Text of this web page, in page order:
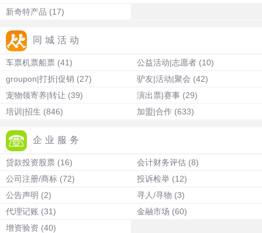
新奇特产品 (17)
同城活动
车票机票船票 (41) 公益活动|志愿者 (10)
groupon|打折|促销 (27) 驴友|活动|聚会 (42)
宠物领寄养|转让 (39) 演出票|赛事 (29)
培训|招生 (846) 加盟|合作 (633)
企业服务
贷款投资股票 (16) 会计财务评估 (8)
公司注册/商标 (72) 投诉检举 (12)
公告声明 (2) 寻人/寻物 (3)
代理记账 (31) 金融市场 (60)
增资验资 (40)